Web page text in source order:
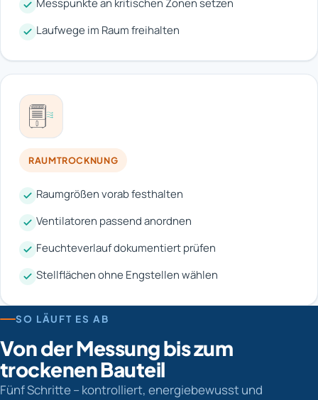
Messpunkte an kritischen Zonen setzen
Laufwege im Raum freihalten
RAUMTROCKNUNG
Raumgrößen vorab festhalten
Ventilatoren passend anordnen
Feuchteverlauf dokumentiert prüfen
Stellflächen ohne Engstellen wählen
SO LÄUFT ES AB
Von der Messung bis zum
trockenen Bauteil
Fünf Schritte – kontrolliert, energiebewusst und